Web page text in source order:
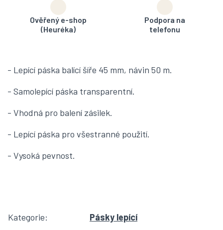
Ověřený e-shop
(Heuréka)
Podpora na
telefonu
- Lepící páska balící šíře 45 mm, návin 50 m.
- Samolepící páska transparentní.
- Vhodná pro balení zásilek.
- Lepící páska pro všestranné použití.
- Vysoká pevnost.
Kategorie: Pásky lepící